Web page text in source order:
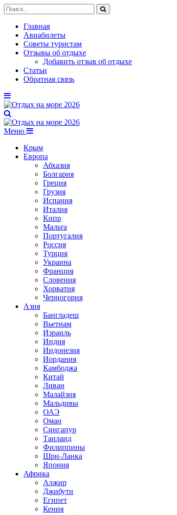
Главная
Авиабилеты
Советы туристам
Отзывы об отдыхе
Добавить отзыв об отдыхе
Статьи
Обратная связь
Меню
Крым
Европа
Абхазия
Болгария
Греция
Грузия
Испания
Италия
Кипр
Мальта
Португалия
Россия
Турция
Украина
Франция
Словения
Хорватия
Черногория
Азия
Бангладеш
Вьетнам
Израиль
Индия
Индонезия
Иордания
Камбоджа
Китай
Ливан
Малайзия
Мальдивы
ОАЭ
Оман
Сингапур
Таиланд
Филиппины
Шри-Ланка
Япония
Африка
Алжир
Джибути
Египет
Кения